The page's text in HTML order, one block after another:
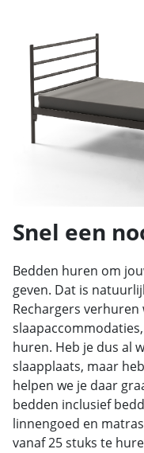
Snel een
Bedden huren om
geven. Dat is
Rechargers
huren. Heb je dus al
slaapplaats, maar
helpen we je daar
bedden inclusief
linnengoed en
vanaf 25 stuks te